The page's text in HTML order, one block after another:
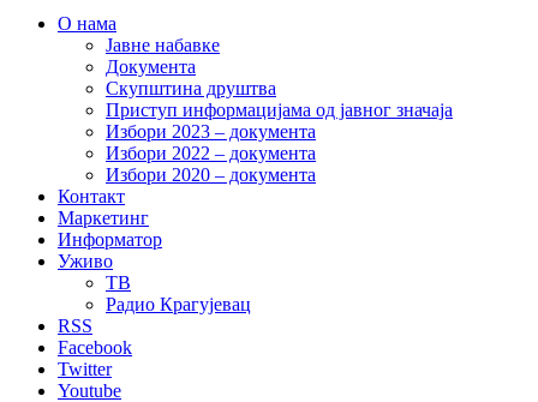
О нама
Јавне набавке
Документа
Скупштина друштва
Приступ информацијама од јавног значаја
Избори 2023 – документа
Избори 2022 – документа
Избори 2020 – документа
Контакт
Маркетинг
Информатор
Уживо
ТВ
Радио Крагујевац
RSS
Facebook
Twitter
Youtube